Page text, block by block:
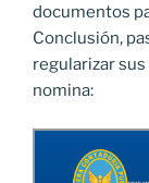
documentos
Conclusión,
regularizar
nomina: